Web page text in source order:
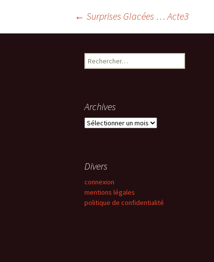
Navigation
← Surprises Glacées … Acte3
Rechercher :
Archives
Archives
Divers
connexion
mentions légales
politique de confidentialité